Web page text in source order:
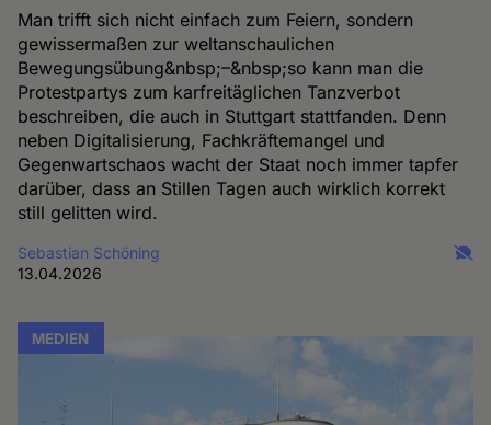
Man trifft sich nicht einfach zum Feiern, sondern
gewissermaßen zur weltanschaulichen
Bewegungsübung&nbsp;–&nbsp;so kann man die
Protestpartys zum karfreitäglichen Tanzverbot
beschreiben, die auch in Stuttgart stattfanden. Denn
neben Digitalisierung, Fachkräftemangel und
Gegenwartschaos wacht der Staat noch immer tapfer
darüber, dass an Stillen Tagen auch wirklich korrekt
still gelitten wird.
Sebastian Schöning
13.04.2026
MEDIEN